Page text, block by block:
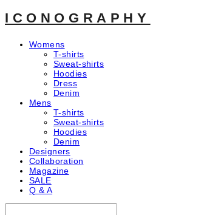
ICONOGRAPHY
Womens
T-shirts
Sweat-shirts
Hoodies
Dress
Denim
Mens
T-shirts
Sweat-shirts
Hoodies
Denim
Designers
Collaboration
Magazine
SALE
Q & A